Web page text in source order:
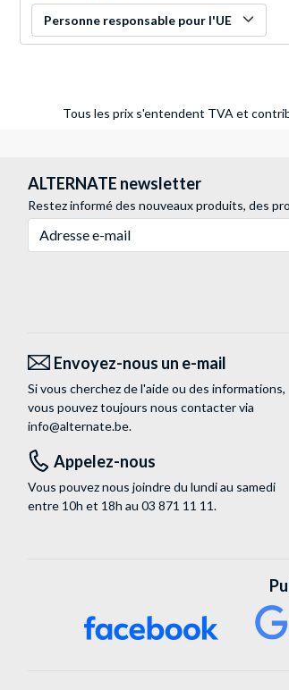
Personne responsable pour l'UE
Tous les prix s'entendent TVA et
ALTERNATE newsletter
Restez informé des nouveaux produits, des
Envoyez-nous un e-mail
Si vous cherchez de l'aide ou des informations,
vous pouvez toujours nous contacter via
info@alternate.be.
Appelez-nous
Vous pouvez nous joindre du lundi au samedi
entre 10h et 18h au 03 871 11 11.